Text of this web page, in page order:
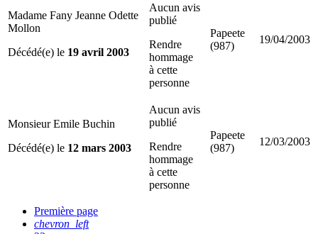
Madame Fany Jeanne Odette
Mollon
Décédé(e) le 19 avril 2003
Aucun avis
publié
Rendre
hommage
à cette
personne
Papeete
(987)
19/04/2003
Monsieur Emile Buchin
Décédé(e) le 12 mars 2003
Aucun avis
publié
Rendre
hommage
à cette
personne
Papeete
(987)
12/03/2003
Première page
chevron_left